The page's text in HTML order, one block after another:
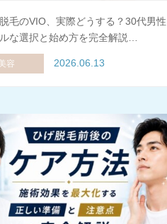
毛のVIO、実際どうする？30代男性
な選択と始め方を完全解説…
容 2026.06.13